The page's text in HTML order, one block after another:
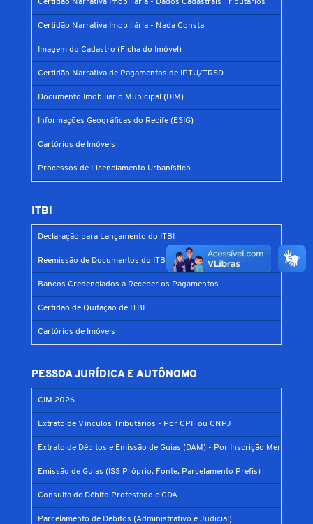
Certidão Narrativa Imobiliária - Dados Cadastrais Tributários
Certidão Narrativa Imobiliária - Nada Consta
Imagem do Cadastro (Ficha do Imóvel)
Certidão Narrativa de Pagamentos de IPTU/TRSD
Documento Imobiliário Municipal (DIM)
Informações Geográficas do Recife (ESIG)
Cartórios de Imóveis
Processos de Licenciamento Urbanístico
ITBI
Declaração para Lançamento do ITBI
Reemissão de Documentos do ITBI
Bancos Credenciados a Receber os Pagamentos
Certidão de Quitação de ITBI
Cartórios de Imóveis
PESSOA JURÍDICA E AUTÔNOMO
CIM 2026
Extrato de Vínculos Tributários - Por CPF ou CNPJ
Extrato de Débitos e Emissão de Guias (DAM) - Por Inscrição Mercantil
Emissão de Guias (ISS Próprio, Fonte, Parcelamento Prefis)
Consulta de Débito Protestado e CDA
Parcelamento de Débitos (Administrativo e Judicial)